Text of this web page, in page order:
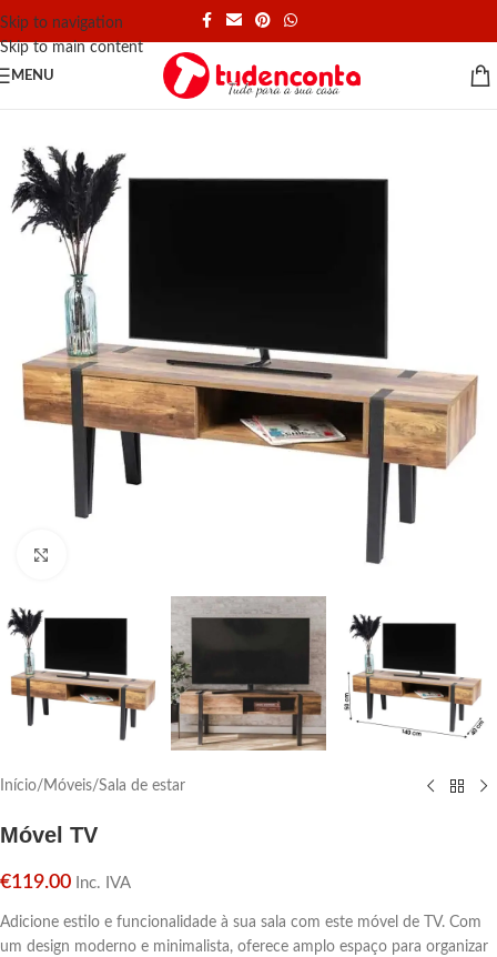
Skip to navigation
Skip to main content
MENU
Início/ Móveis/Sala de estar
Móvel TV
€119.00 Inc. IVA
Adicione estilo e funcionalidade à sua sala com este móvel de TV. Com
um design moderno e minimalista, oferece amplo espaço para organizar